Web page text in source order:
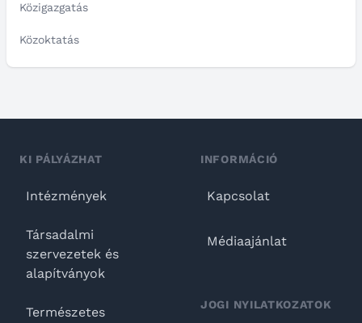
Közigazgatás
Közoktatás
KI PÁLYÁZHAT
Intézmények
Társadalmi
szervezetek és
alapítványok
Természetes
INFORMÁCIÓ
Kapcsolat
Médiaajánlat
JOGI NYILATKOZATOK